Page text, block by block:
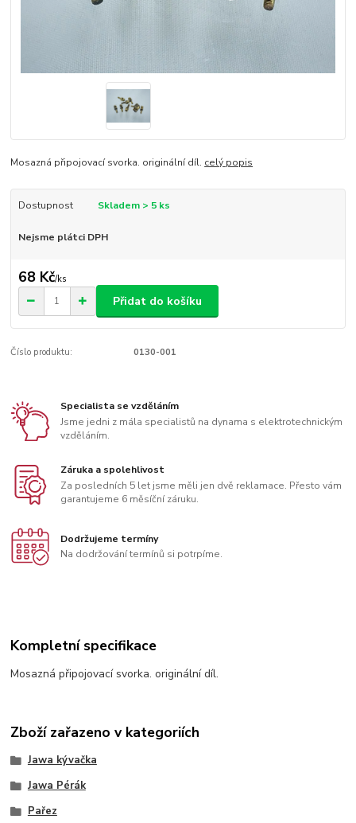
Mosazná připojovací svorka. originální díl. celý popis
Dostupnost Skladem > 5 ks
Nejsme plátci DPH
68 Kč/ks
Přidat do košíku
Číslo produktu: 0130-001
Specialista se vzděláním
Jsme jedni z mála specialistů na dynama s elektrotechnickým
vzděláním.
Záruka a spolehlivost
Za posledních 5 let jsme měli jen dvě reklamace. Přesto vám
garantujeme 6 měsíční záruku.
Dodržujeme termíny
Na dodržování termínů si potrpíme.
Kompletní specifikace
Mosazná připojovací svorka. originální díl.
Zboží zařazeno v kategoriích
Jawa kývačka
Jawa Pérák
Pařez